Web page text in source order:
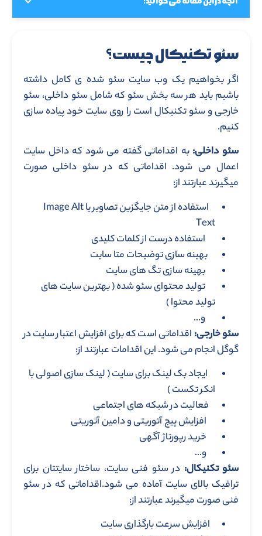
سئو تکنیکال چیست؟
اگر بخواهیم یک وب سایت سئو شده ی کامل داشته
باشیم باید هر سه بخش سئو که شامل سئو داخلی، سئو
خارجی و سئو تکنیکال است را روی سایت خود پیاده سازی
کنیم.
سئو داخلی:به اقداماتی گفته می شود که داخل سایت
اعمال می شود. اقداماتی که در سئو داخلی صورت
میگیرند عبارتند از:
استفاده از متن جایگزین تصاویر یا Image Alt
Text
استفاده درست از کلمات کلیدی
بهینه سازی توضیحات متا سایت
بهینه سازی تگ های سایت
تولید محتوای سئو شده ( بهترین سایت های
تولید محتوا )
و…
سئو خارجی: اقداماتی است که برای افزایش اعتبار سایت در
گوگل انجام می شود. این اقدامات عبارتند از:
ایجاد بک لینک برای سایت ( لینک سازی اصولی با
انکر تکست )
فعالیت در شبکه های اجتماعی
افزایش پیج آتوریتی و دامین آتوریتی
خرید رپورتاژ آگهی
و…
سئو تکنیکال: در سئو فنی سایت، ساختار سایتتان برای
ترافیک بالای سایت آماده می شود.اقداماتی که در سئو
فنی صورت میگیرند عبارتند از:
افزایش سرعت بارگذاری سایت